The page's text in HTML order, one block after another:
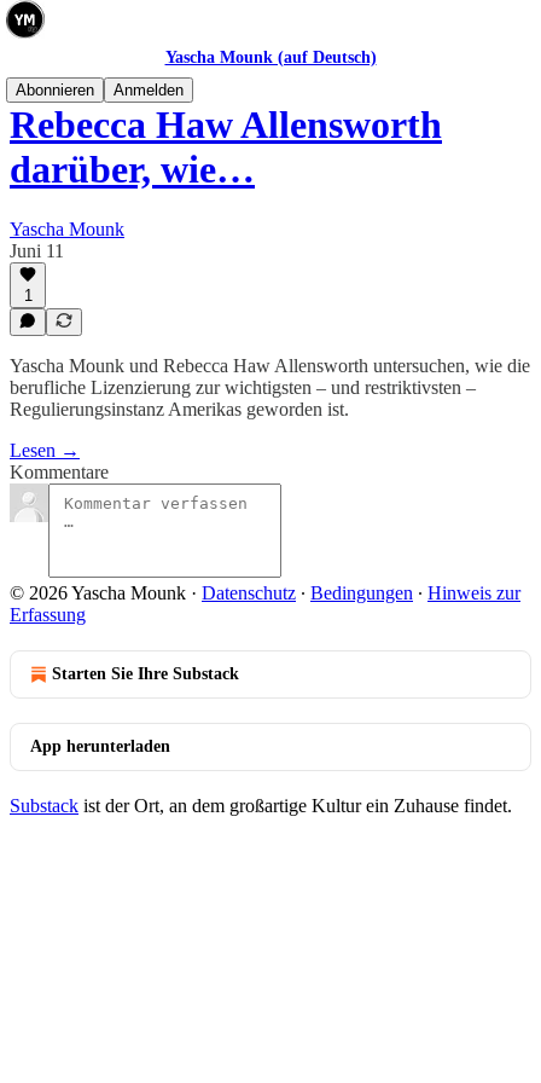
Yascha Mounk (auf Deutsch)
Abonnieren
Anmelden
Rebecca Haw Allensworth
darüber, wie…
Yascha Mounk
Juni 11
1
Yascha Mounk und Rebecca Haw Allensworth untersuchen, wie die
berufliche Lizenzierung zur wichtigsten – und restriktivsten –
Regulierungsinstanz Amerikas geworden ist.
Lesen →
Kommentare
© 2026 Yascha Mounk · Datenschutz ∙ Bedingungen ∙ Hinweis zur
Erfassung
Starten Sie Ihre Substack
App herunterladen
Substack ist der Ort, an dem großartige Kultur ein Zuhause findet.